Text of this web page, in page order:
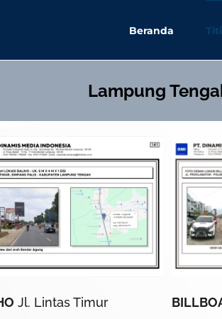
Beranda
Lampung
Jl. Lintas Timur